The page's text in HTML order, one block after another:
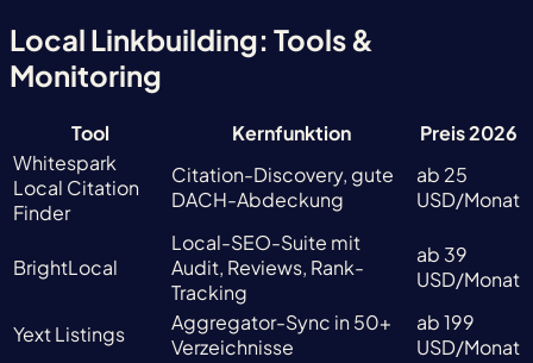
Local Linkbuilding: Tools &
Monitoring
Tool Kernfunktion
Preis 2026
Whitespark
Local Citation
Finder
Citation-Discovery, gute
DACH-Abdeckung
ab 25
USD/Monat
BrightLocal
Local-SEO-Suite mit
Audit, Reviews, Rank-
Tracking
ab 39
USD/Monat
Yext Listings
Aggregator-Sync in 50+
Verzeichnisse
ab 199
USD/Monat